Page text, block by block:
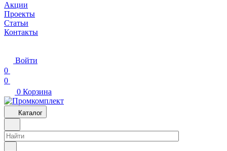
Акции
Проекты
Статьи
Контакты
Войти
0
0
0 Корзина
Каталог